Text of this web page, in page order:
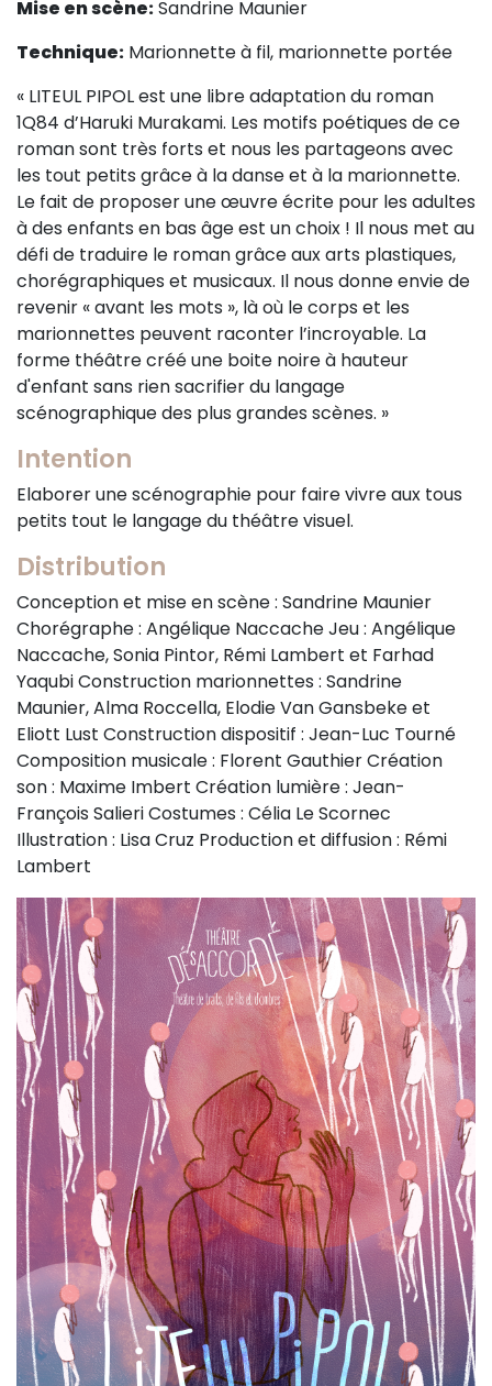
(Portraits, actions, collaborations)
Sur l’étagère
(Documents, études, publications)
Mise en scène:Sandrine Maunier
Technique: Marionnette à fil, marionnette portée
« LITEUL PIPOL est une libre adaptation du roman
1Q84 d’Haruki Murakami. Les motifs poétiques de ce
roman sont très forts et nous les partageons avec
les tout petits grâce à la danse et à la marionnette.
Le fait de proposer une œuvre écrite pour les adultes
à des enfants en bas âge est un choix ! Il nous met au
défi de traduire le roman grâce aux arts plastiques,
chorégraphiques et musicaux. Il nous donne envie de
revenir « avant les mots », là où le corps et les
marionnettes peuvent raconter l’incroyable. La
forme théâtre créé une boite noire à hauteur
d'enfant sans rien sacrifier du langage
scénographique des plus grandes scènes. »
Intention
Elaborer une scénographie pour faire vivre aux tous
petits tout le langage du théâtre visuel.
Distribution
Conception et mise en scène : Sandrine Maunier
Chorégraphe : Angélique Naccache Jeu : Angélique
Naccache, Sonia Pintor, Rémi Lambert et Farhad
Yaqubi Construction marionnettes : Sandrine
Maunier, Alma Roccella, Elodie Van Gansbeke et
Eliott Lust Construction dispositif : Jean-Luc Tourné
Composition musicale : Florent Gauthier Création
son : Maxime Imbert Création lumière : Jean-
François Salieri Costumes : Célia Le Scornec
Illustration : Lisa Cruz Production et diffusion : Rémi
Lambert